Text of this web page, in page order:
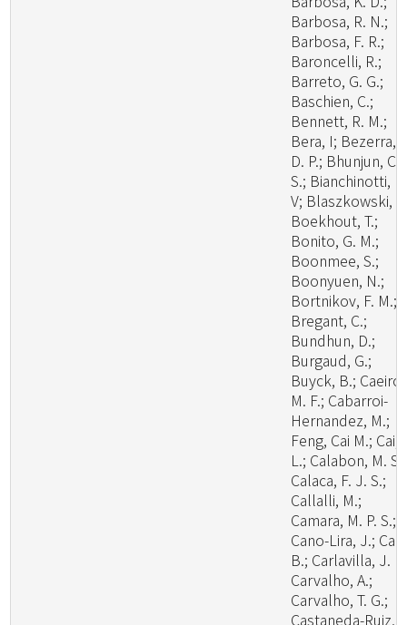
Barbosa, R. N.;
Barbosa, F. R.;
Baroncelli, R.;
Barreto, G. G.;
Baschien, C.;
Bennett, R. M.;
Bera, I; Bezerra,
D. P.; Bhunjun, C.
S.; Bianchinotti,
V; Blaszkowski,
Boekhout, T.;
Bonito, G. M.;
Boonmee, S.;
Boonyuen, N.;
Bortnikov, F. M.;
Bregant, C.;
Bundhun, D.;
Burgaud, G.;
Buyck, B.; Caeiro,
M. F.; Cabarroi-
Hernandez, M.;
Feng, Cai M.; Cai,
L.; Calabon, M. S.;
Calaca, F. J. S.;
Callalli, M.;
Camara, M. P. S.;
Cano-Lira, J.;
B.; Carlavilla, J.
Carvalho, A.;
Carvalho, T. G.;
Castaneda-Ruiz,